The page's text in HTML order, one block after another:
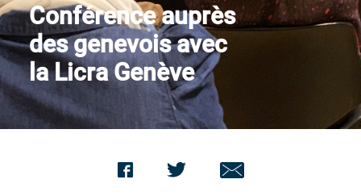
Conférence auprès
des genevois avec
la Licra Genève